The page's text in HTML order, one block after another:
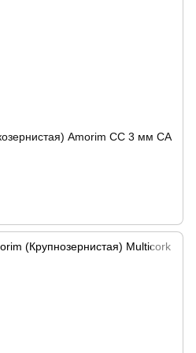
Amorim CC 3 мм СА